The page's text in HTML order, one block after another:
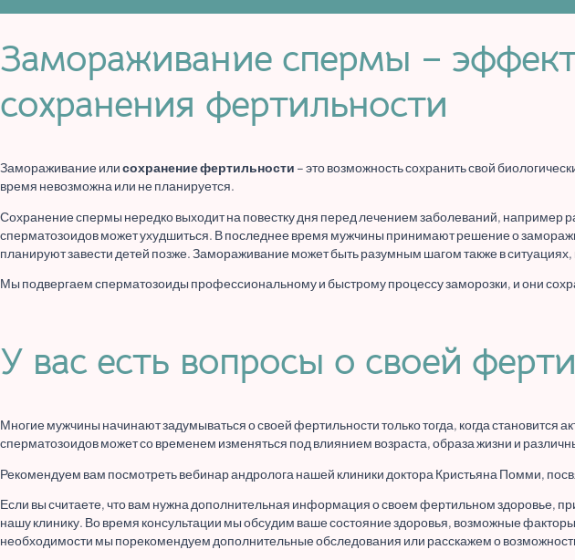
Замораживание спермы –
сохранения фертильности
Замораживание илисохранение фертильности – это возможность сохранить свой
время невозможна или не планируется.
Сохранение спермы нередко выходит на повестку дня перед лечением заболеваний, например
сперматозоидов может ухудшиться. В последнее время мужчины принимают решение о
планируют завести детей позже. Замораживание может быть разумным шагом также в
Мы подвергаем сперматозоиды профессиональному и быстрому процессу заморозки, и они
У вас есть вопросы о своей
Многие мужчины начинают задумываться о своей фертильности только тогда, когда становится
сперматозоидов может со временем изменяться под влиянием возраста, образа жизни и
Рекомендуем вам посмотреть вебинар андролога нашей клиники доктора Кристьяна Помми,
Если вы считаете, что вам нужна дополнительная информация о своем фертильном здоровье,
нашу клинику. Во время консультации мы обсудим ваше состояние здоровья, возможные
необходимости мы порекомендуем дополнительные обследования или расскажем о